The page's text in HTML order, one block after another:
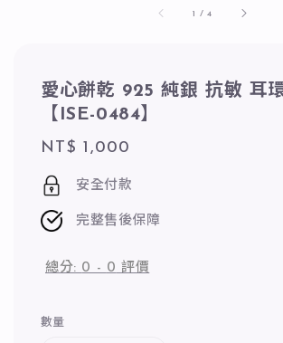
1 /4
愛心餅乾 925 純銀 抗敏 耳
【ISE-0484】
Regular
price
NT$ 1,000
安全付款
完整售後保障
總分: 0 - 0 評價
數量